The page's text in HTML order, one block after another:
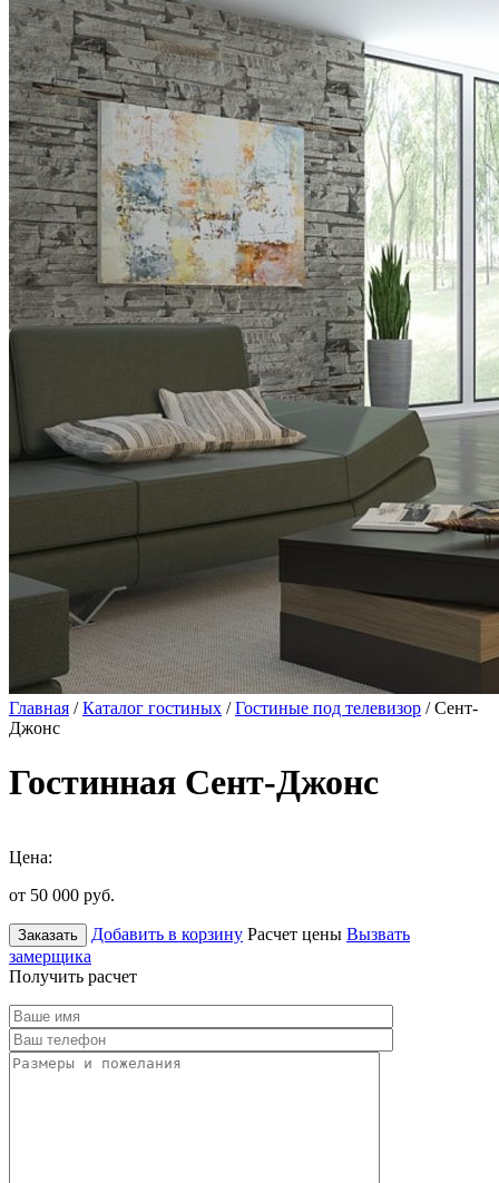
Главная /Каталог гостиных /Гостиные под телевизор / Сент-
Джонс
Гостинная Сент-Джонс
Цена:
от 50 000 руб.
Заказать Добавить в корзину Расчет цены Вызвать
замерщика
Получить расчет